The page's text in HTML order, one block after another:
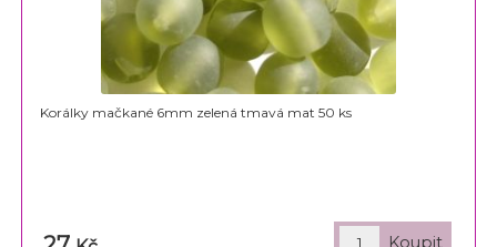
Korálky mačkané 6mm zelená tmavá mat 50 ks